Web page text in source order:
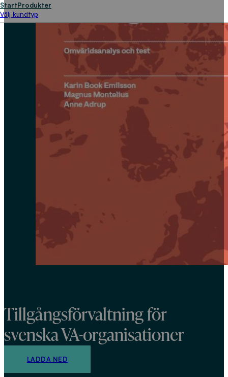
StartProdukter
Välj kundtyp
Tillgångsförvaltning för
svenska VA-organisationer
LADDA NED